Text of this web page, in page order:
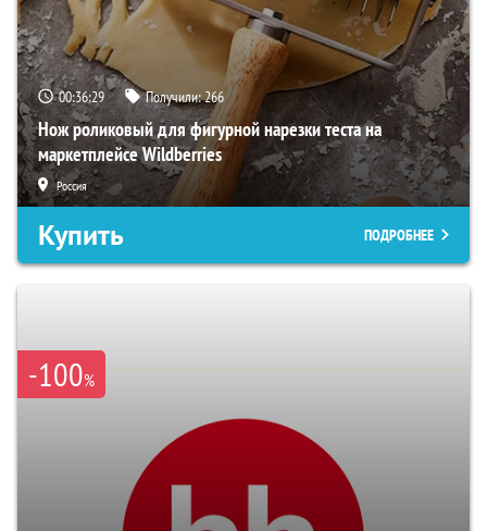
00:36:28 Получили:266
Нож роликовый для фигурной нарезки теста на
маркетплейсе Wildberries
Россия
Купить ПОДРОБНЕЕ
-100%